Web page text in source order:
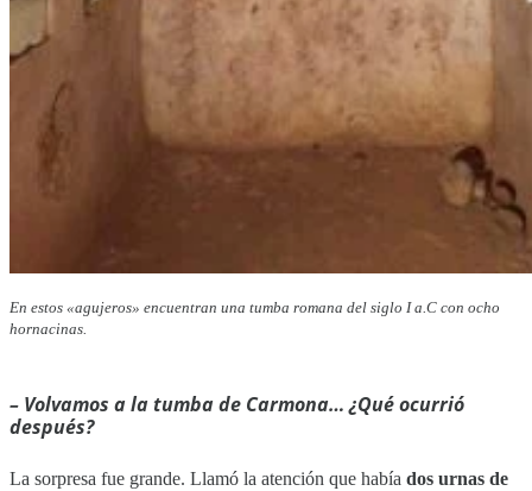
En estos «agujeros» encuentran una tumba romana del siglo I a.C con ocho
hornacinas.
– Volvamos a la tumba de Carmona… ¿Qué ocurrió
después?
La sorpresa fue grande. Llamó la atención que había dos urnas de